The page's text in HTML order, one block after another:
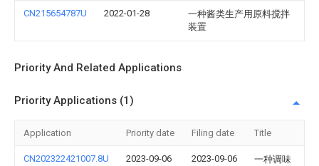
CN215654787U 2022-01-28
一种酱类生产用原料搅拌
装置
Priority And Related Applications
Priority Applications (1)
Application Priority date Filing date Title
CN202322421007.8U 2023-09-06 2023-09-06
一种调味